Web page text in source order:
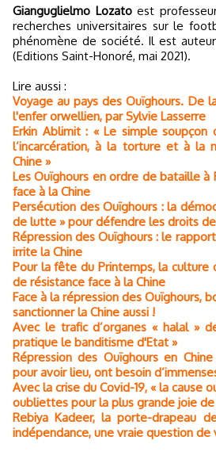
Gianguglielmo Lozatoest
recherches universitaires sur le
phénomène de société. Il est
(Editions Saint-Honoré, mai 2021).
Lire aussi :
Voyage au pays des Ouïghours. De
l'enfer orwellien, par Sylvie Lasserre
Erkin Ablimit : « Le simple soupçon
l’incarcération, à la torture et à la
Chine »
Les Ouïghours en ordre de bataille à
face à la Chine
Persécution des Ouïghours : la
de lutte » pour défendre les droits
Répression des Ouïghours : le
irrite la Chine
Pour la fête du Printemps, la culture
de résistance face à la Chine
Face à la répression des Ouïghours,
sanctionner la Chine aussi !
Avec le trafic d’organes « halal »
pratique le banditisme d'Etat »
Répression des Ouïghours en
pour avoir lieu, ont besoin
Avec la crise du Covid-19, « la cause
oubliettes pour la plus grande joie de
Rebiya Kadeer, la porte-drapeau
indépendance, une vraie question de